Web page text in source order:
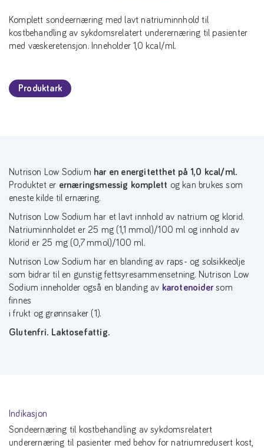
Komplett sondeernæring med lavt natriuminnhold til
kostbehandling av sykdomsrelatert underernæring til pasienter
med væskeretensjon. Inneholder 1,0 kcal/ml.
Produktark
Nutrison Low Sodium har en energitetthet på 1,0 kcal/ml.
Produktet er ernæringsmessig komplett og kan brukes som
eneste kilde til ernæring.
Nutrison Low Sodium har et lavt innhold av natrium og klorid.
Natriuminnholdet er 25 mg (1,1 mmol)/100 ml og innhold av
klorid er 25 mg (0,7 mmol)/100 ml.
Nutrison Low Sodium har en blanding av raps- og solsikkeolje
som bidrar til en gunstig fettsyresammensetning. Nutrison Low
Sodium inneholder også en blanding av karotenoidersom
finnes
i frukt og grønnsaker (1).
Glutenfri. Laktosefattig.
Indikasjon
Sondeernæring til kostbehandling av sykdomsrelatert
underernæring til pasienter med behov for natriumredusert kost,